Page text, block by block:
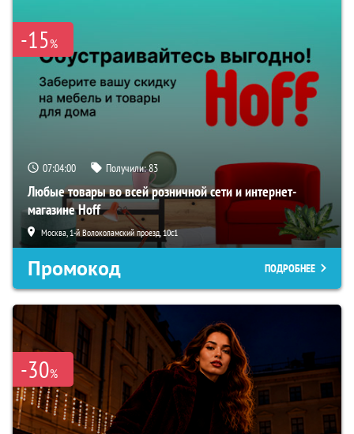
-15%
07:03:59 Получили:83
Любые товары во всей розничной сети и интернет-
магазине Hoff
Москва, 1-й Волоколамский проезд, 10с1
Промокод ПОДРОБНЕЕ
-30%